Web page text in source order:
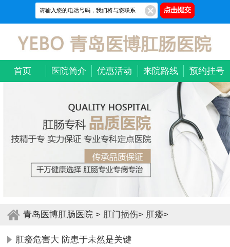
首页 医院简介 优惠活动 来院路线 预约挂号
青岛医博肛肠医院> 肛门损伤> 肛瘘>
肛瘘危害大 防患于未然是关键